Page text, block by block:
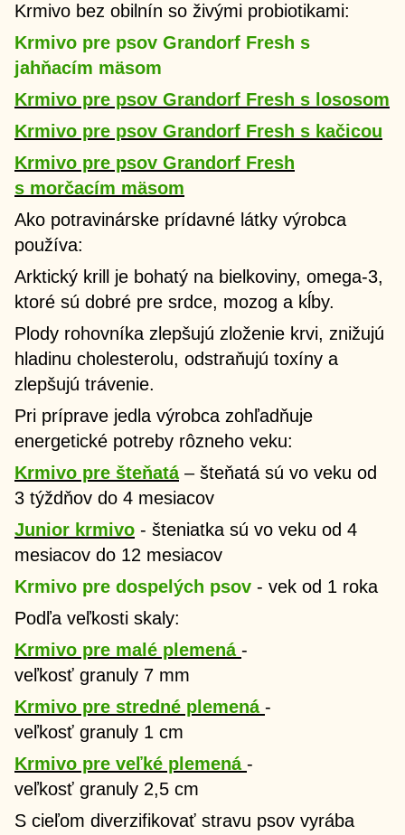
Krmivo bez obilnín so živými probiotikami:
Krmivo pre psov Grandorf Fresh s
jahňacím mäsom
Krmivo pre psov Grandorf Fresh s lososom
Krmivo pre psov Grandorf Fresh s kačicou
Krmivo pre psov Grandorf Fresh
s morčacím mäsom
Ako potravinárske prídavné látky výrobca
používa:
Arktický krill je bohatý na bielkoviny, omega-3,
ktoré sú dobré pre srdce, mozog a kĺby.
Plody rohovníka zlepšujú zloženie krvi, znižujú
hladinu cholesterolu, odstraňujú toxíny a
zlepšujú trávenie.
Pri príprave jedla výrobca zohľadňuje
energetické potreby rôzneho veku:
Krmivo pre šteňatá– šteňatá sú vo veku od
3 týždňov do 4 mesiacov
Junior krmivo - šteniatka sú vo veku od 4
mesiacov do 12 mesiacov
Krmivo pre dospelých psov - vek od 1 roka
Podľa veľkosti skaly:
Krmivo pre malé plemená -
veľkosť granuly 7 mm
Krmivo pre stredné plemená -
veľkosť granuly 1 cm
Krmivo pre veľké plemená -
veľkosť granuly 2,5 cm
S cieľom diverzifikovať stravu psov vyrába